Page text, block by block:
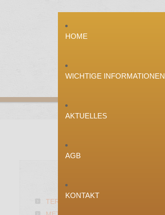
HOME
WICHTIGE INFORMATIONEN
AKTUELLES
AGB
KONTAKT
TERRASSENBAU